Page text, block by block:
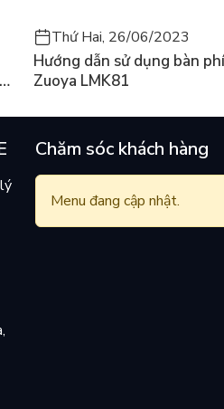
Thứ Hai, 26/06/2023
Hướng dẫn sử dụng bàn
Zuoya LMK81
Chăm sóc khách hàng
Menu đang cập nhật.